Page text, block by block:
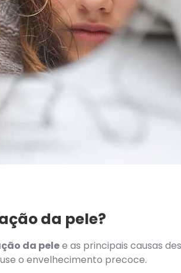
da pele?
da pelee as principais causas
o envelhecimento precoce.